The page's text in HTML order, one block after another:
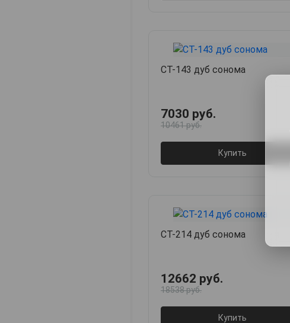
СТ-143 дуб сонома
7030 руб.
10461 руб.
Купить
СТ-214 дуб сонома
12662 руб.
18538 руб.
Купить